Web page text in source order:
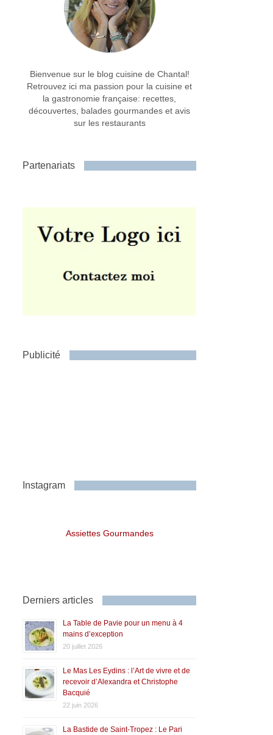
Bienvenue sur le blog cuisine de Chantal!
Retrouvez ici ma passion pour la cuisine et
la gastronomie française: recettes,
découvertes, balades gourmandes et avis
sur les restaurants
Partenariats
Publicité
Instagram
Assiettes Gourmandes
Derniers articles
La Table de Pavie pour un menu à 4
mains d’exception
20 juillet 2026
Le Mas Les Eydins : l’Art de vivre et de
recevoir d’Alexandra et Christophe
Bacquié
22 juin 2026
La Bastide de Saint-Tropez : Le Pari